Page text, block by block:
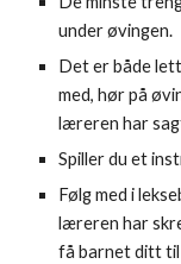
under øvingen.
Det er både
med, hør på
læreren har
Spiller du et
Følg med i
læreren har
få barnet ditt til